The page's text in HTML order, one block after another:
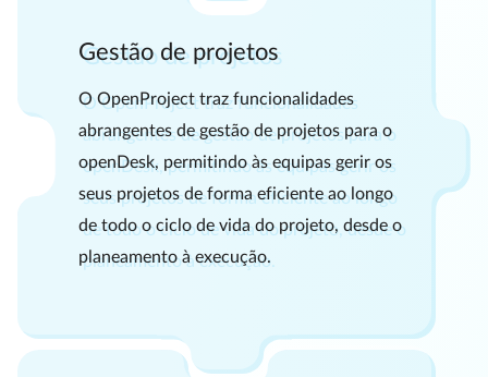
Gestão de projetos
O OpenProject traz funcionalidades
abrangentes de gestão de projetos para o
openDesk, permitindo às equipas gerir os
seus projetos de forma eficiente ao longo
de todo o ciclo de vida do projeto, desde o
planeamento à execução.